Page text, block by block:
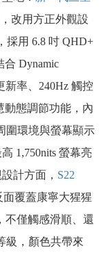
改用方正外觀設
採用 6.8 吋 QHD+
Dynamic
新率、240Hz 觸控
動態調節功能，內
圍環境與螢幕顯示
1,750nits 螢幕亮
計方面， S22
覆蓋康寧大猩猩
不僅觸感滑順、還
級，顏色共帶來